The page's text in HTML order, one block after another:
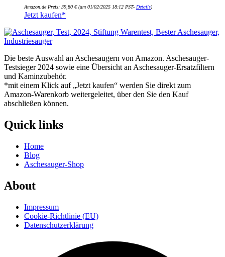
Amazon.de Preis: 39,80 €(am 01/02/2025 18:12 PST- Details)
Jetzt kaufen*
Die beste Auswahl an Aschesaugern von Amazon. Aschesauger-
Testsieger 2024 sowie eine Übersicht an Aschesauger-Ersatzfiltern
und Kaminzubehör.
*mit einem Klick auf „Jetzt kaufen“ werden Sie direkt zum
Amazon-Warenkorb weitergeleitet, über den Sie den Kauf
abschließen können.
Quick links
Home
Blog
Aschesauger-Shop
About
Impressum
Cookie-Richtlinie (EU)
Datenschutzerklärung